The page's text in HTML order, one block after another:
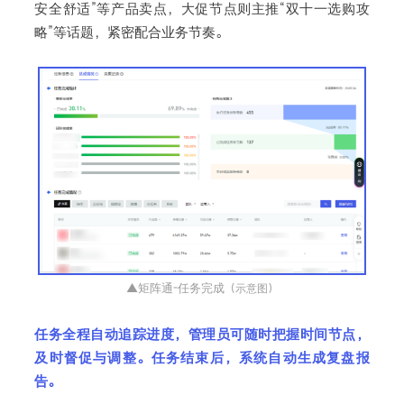
安全舒适”等产品卖点，大促节点则主推“双十一选购攻
略”等话题，紧密配合业务节奏。
▲矩阵通-任务完成（示意图）
任务全程自动追踪进度，管理员可随时把握时间节点，
及时督促与调整。任务结束后，系统自动生成复盘报
告。